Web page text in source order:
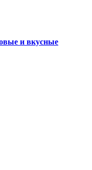
и вкусные